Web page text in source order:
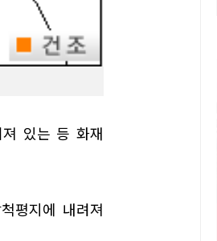
있는 등 화재
평지에 내려져